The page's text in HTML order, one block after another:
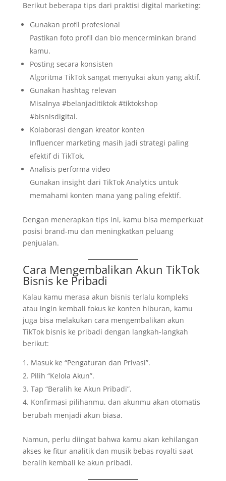
Berikut beberapa tips dari praktisi digital marketing:
Gunakan profil profesional
Pastikan foto profil dan bio mencerminkan brand
kamu.
Posting secara konsisten
Algoritma TikTok sangat menyukai akun yang aktif.
Gunakan hashtag relevan
Misalnya #belanjaditiktok #tiktokshop
#bisnisdigital.
Kolaborasi dengan kreator konten
Influencer marketing masih jadi strategi paling
efektif di TikTok.
Analisis performa video
Gunakan insight dari TikTok Analytics untuk
memahami konten mana yang paling efektif.
Dengan menerapkan tips ini, kamu bisa memperkuat
posisi brand-mu dan meningkatkan peluang
penjualan.
Cara Mengembalikan Akun TikTok
Bisnis ke Pribadi
Kalau kamu merasa akun bisnis terlalu kompleks
atau ingin kembali fokus ke konten hiburan, kamu
juga bisa melakukan cara mengembalikan akun
TikTok bisnis ke pribadi dengan langkah-langkah
berikut:
Masuk ke “Pengaturan dan Privasi”.
Pilih “Kelola Akun”.
Tap “Beralih ke Akun Pribadi”.
Konfirmasi pilihanmu, dan akunmu akan otomatis
berubah menjadi akun biasa.
Namun, perlu diingat bahwa kamu akan kehilangan
akses ke fitur analitik dan musik bebas royalti saat
beralih kembali ke akun pribadi.